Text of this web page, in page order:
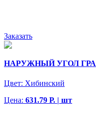
Заказать
НАРУЖНЫЙ УГОЛ
Цвет: Хибинский
Цена: 631.79 Р. | шт